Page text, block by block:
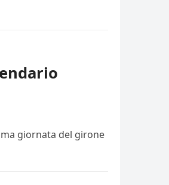
giornata del girone